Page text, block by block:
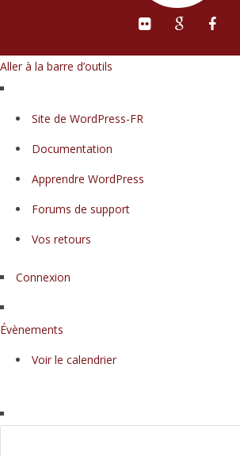
Aller à la barre d’outils
WordPress
Site de WordPress-FR
Documentation
Apprendre WordPress
Forums de support
Vos retours
Connexion
Évènements
Voir le calendrier